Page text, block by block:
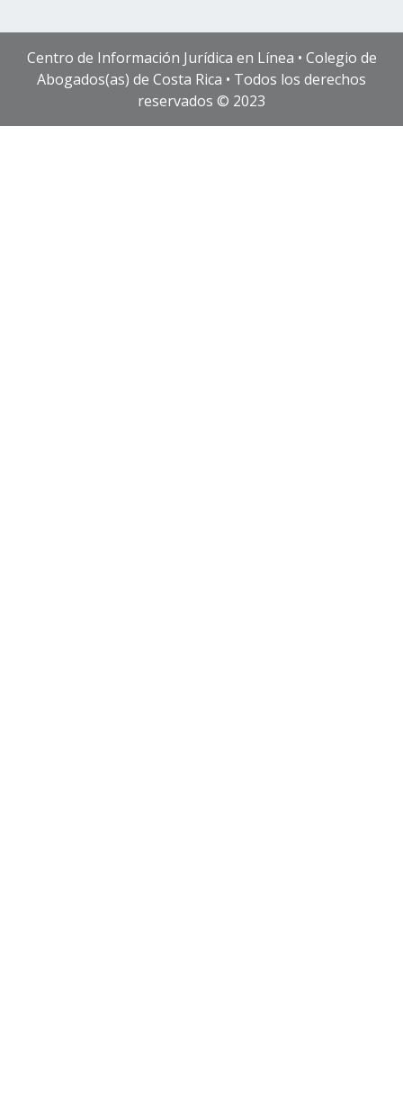
Centro de Información Jurídica en Línea • Colegio de
Abogados(as) de Costa Rica • Todos los derechos
reservados © 2023